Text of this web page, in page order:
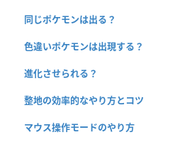
同じポケモンは出る？
色違いポケモンは出現する？
進化させられる？
整地の効率的なやり方とコツ
マウス操作モードのやり方